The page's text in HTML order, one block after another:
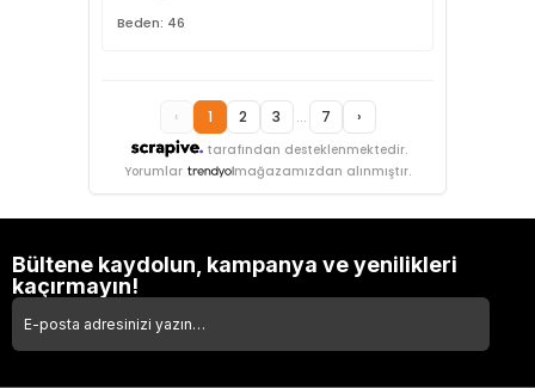
Beden: 46
tarafından desteklenmektedir.
‹ 1 2 3 ... 7 ›
Yorumlar mağazamızdan alınmıştır.
Bültene kaydolun, kampanya ve yenilikleri
kaçırmayın!